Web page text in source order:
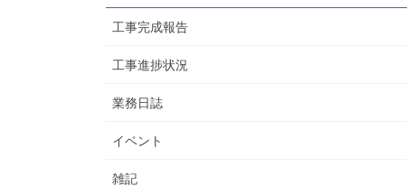
工事完成報告
工事進捗状況
業務日誌
イベント
雑記